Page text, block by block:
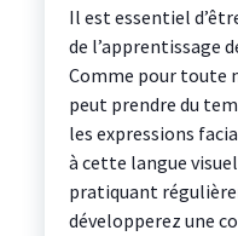
Il est essentiel
de l’apprentissage
Comme pour toute
peut prendre du
les expressions
à cette langue
pratiquant
développerez une